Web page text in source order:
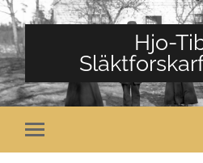
Hjo-
Slå
på/av